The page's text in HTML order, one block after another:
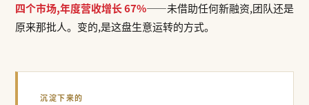
四个市场,年度营收增长 67%——未借助任何新融资,团队还是
原来那批人。变的,是这盘生意运转的方式。
沉淀下来的